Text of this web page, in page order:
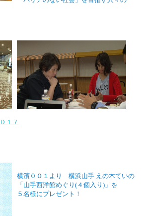
１７
横濱００１より 横浜山手 えの木ていの
「山手西洋館めぐり(４個入り)」を
５名様にプレゼント！